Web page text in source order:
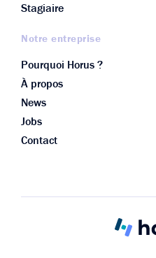
Stagiaire
Notre entreprise
Pourquoi Horus ?
À propos
News
Jobs
Contact